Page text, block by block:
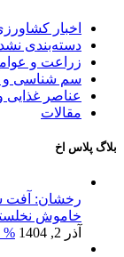
اخبار
دسته‌بندی
زراعت و
سم شناسی و
عناصر غذایی
مقالات
بلاگ پلاس اخ
رخشان: آفت
خاموش
آذر 2, 1404
%